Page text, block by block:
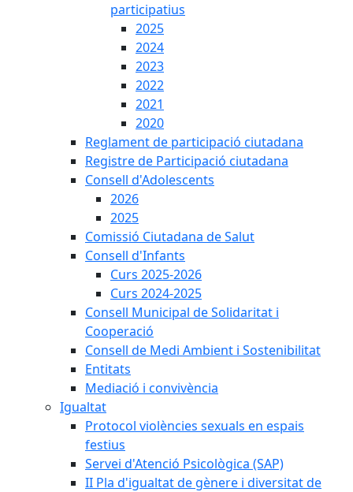
participatius
2025
2024
2023
2022
2021
2020
Reglament de participació ciutadana
Registre de Participació ciutadana
Consell d'Adolescents
2026
2025
Comissió Ciutadana de Salut
Consell d'Infants
Curs 2025-2026
Curs 2024-2025
Consell Municipal de Solidaritat i
Cooperació
Consell de Medi Ambient i Sostenibilitat
Entitats
Mediació i convivència
Igualtat
Protocol violències sexuals en espais
festius
Servei d'Atenció Psicològica (SAP)
II Pla d'igualtat de gènere i diversitat de